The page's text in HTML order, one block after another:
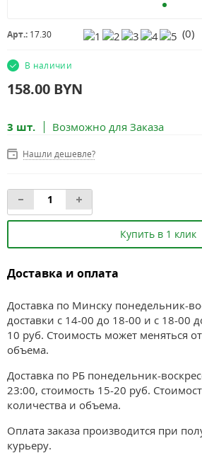
Арт.: 17.30 (0)
В наличии
158.00 BYN
3 шт. Возможно для Заказа
Нашли дешевле?
Купить в 1 клик
Доставка и оплата
Доставка по Минску понедельник-
доставки с 14-00 до 18-00 и с 18-00
10 руб. Стоимость может меняться
объема.
Доставка по РБ понедельник-
23:00, стоимость 15-20 руб.
количества и объема.
Оплата заказа производится при
курьеру.